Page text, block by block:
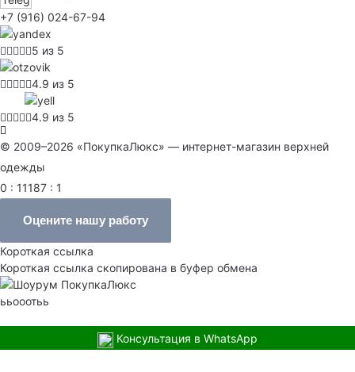
+7 (916) 024-67-94
5 из 5
4.9 из 5
4.9 из 5
© 2009–2026 «ПокупкаЛюкс» — интернет-магазин верхней
одежды
0 : 11187 : 1
Оцените нашу работу
Короткая ссылка
Короткая ссылка скопирована в буфер обмена
ььооотьь
Консультация в WhatsApp